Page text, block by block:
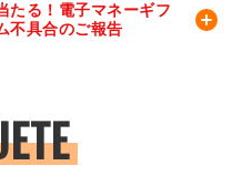
たる！電子マネーギフ
不具合のご報告